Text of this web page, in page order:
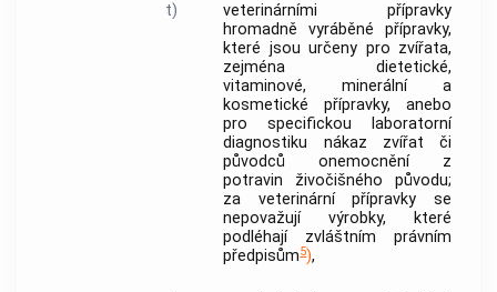
t)
veterinárními přípravky
hromadně vyráběné přípravky,
které jsou určeny pro zvířata,
zejména dietetické,
vitaminové, minerální a
kosmetické přípravky, anebo
pro specifickou laboratorní
diagnostiku nákaz zvířat či
původců onemocnění z
potravin živočišného původu;
za veterinární přípravky se
nepovažují výrobky, které
podléhají zvláštním právním
předpisům5),